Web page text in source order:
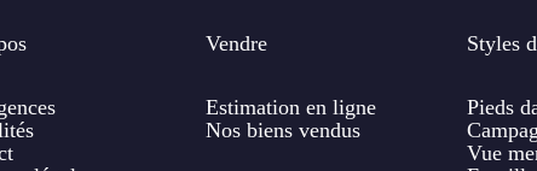
Vendre
Estimation en ligne
Nos biens vendus
Styles
Pieds
Vue